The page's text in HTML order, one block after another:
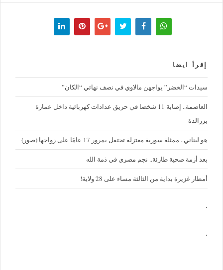
إقرأ ايضا
سيدات “الخضر” يواجهن مالاوي في نصف نهائي “الكان”
العاصمة.. إصابة 11 شخصا في حريق عدادات كهربائية داخل عمارة
بزرالدة
هو لبناني.. ممثلة سورية معتزلة تحتفل بمرور 17 عامًا على زواجها (صور)
بعد أزمة صحية طارئة.. نجم مصري في ذمة الله
أمطار غزيرة بداية من الثالثة مساء على 28 ولاية!
.
.